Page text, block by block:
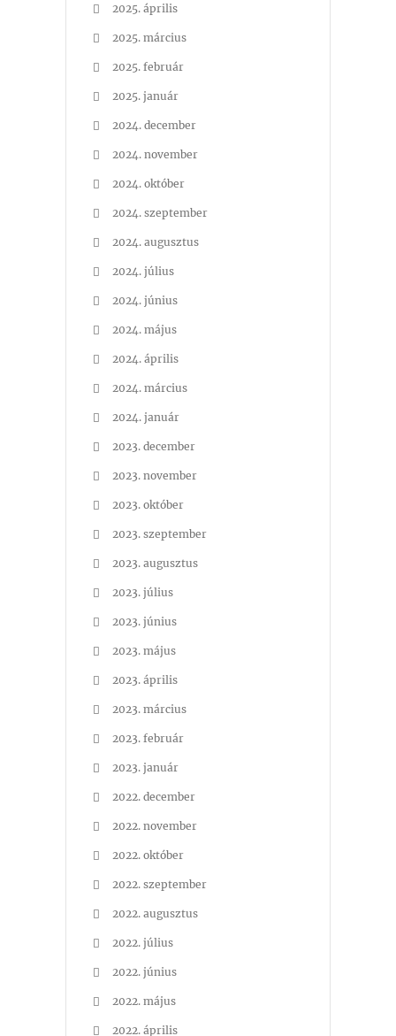
2025. április
2025. március
2025. február
2025. január
2024. december
2024. november
2024. október
2024. szeptember
2024. augusztus
2024. július
2024. június
2024. május
2024. április
2024. március
2024. január
2023. december
2023. november
2023. október
2023. szeptember
2023. augusztus
2023. július
2023. június
2023. május
2023. április
2023. március
2023. február
2023. január
2022. december
2022. november
2022. október
2022. szeptember
2022. augusztus
2022. július
2022. június
2022. május
2022. április